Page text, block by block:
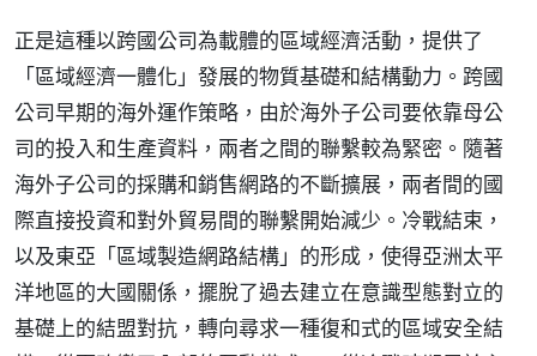
正是這種以跨國公司為載體的區域經濟活動，提供了
「區域經濟一體化」發展的物質基礎和結構動力。跨國
公司早期的海外運作策略，由於海外子公司要依靠母公
司的投入和生產資料，兩者之間的聯繫較為緊密。隨著
海外子公司的採購和銷售網路的不斷擴展，兩者間的國
際直接投資和對外貿易間的聯繫開始減少。冷戰結束，
以及東亞「區域製造網路結構」的形成，使得亞洲太平
洋地區的大國關係，擺脫了過去建立在意識型態對立的
基礎上的結盟對抗，轉向尋求一種復和式的區域安全結